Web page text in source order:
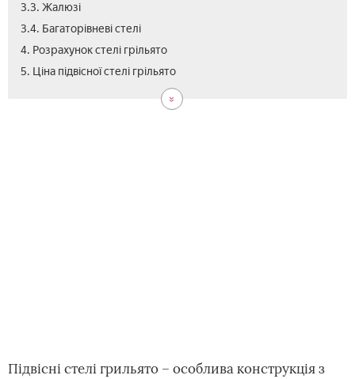
3.3. Жалюзі
3.4. Багаторівневі стелі
4. Розрахунок стелі грільято
5. Ціна підвісної стелі грільято
Підвісні стелі грильято – особлива конструкція з